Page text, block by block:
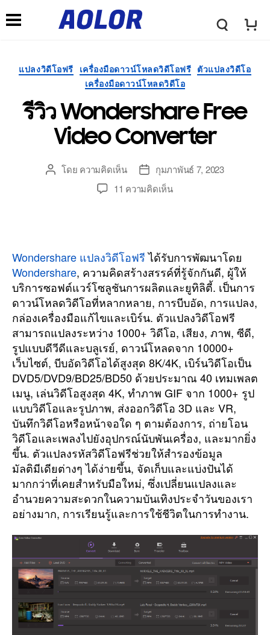
โ
ก้
A
o
r
หมวด
หมู่
แปลงวิดีโอฟรี เครื่องมือดาวน์โหลดวิดีโอฟรี ตัวแปลงวิดีโอ
เครื่องมือดาวน์โหลดวิดีโอ
รีวิว Wondershare Free
Video Converter
ผู้ โดย ความคิดเห็น
วัน
ที่
โพสต์
กุมภาพันธ์ 7, 2023
11 ความคิดเห็นบน
Converter
Wondershare แปลงวิดีโอฟรีได้รับการพัฒนาโดย
Wondershare, ความคิดสร้างสรรค์ที่รู้จักกันดี, ผู้ให้
บริการซอฟต์แวร์โซลูชันการผลิตและยูทิลิตี้. เป็นการ
ดาวน์โหลดวิดีโอที่หลากหลาย, การบีบอัด, การแปลง,
กล่องเครื่องมือแก้ไขและเบิร์น. ตัวแปลงวิดีโอฟรี
สามารถแปลงระหว่าง 1000+ วิดีโอ, เสียง, ภาพ, ซีดี,
รูปแบบดีวีดีและบลูเรย์, ดาวน์โหลดจาก 10000+
เว็บไซต์, บีบอัดวิดีโอได้สูงสุด 8K/4K, เบิร์นวิดีโอเป็น
DVD5/DVD9/BD25/BD50 ด้วยประมาณ 40 เทมเพลต
เมนู, เล่นวิดีโอสูงสุด 4K, ทำภาพ GIF จาก 1000+ รูป
แบบวิดีโอและรูปภาพ, ส่งออกวิดีโอ 3D และ VR,
บันทึกวิดีโอหรือหน้าจอใด ๆ ตามต้องการ, ถ่ายโอน
วิดีโอและเพลงไปยังอุปกรณ์นับพันเครื่อง, และมากยิ่ง
ขึ้น. ตัวแปลงรหัสวิดีโอฟรีช่วยให้สำรองข้อมูล
มัลติมีเดียต่างๆ ได้ง่ายขึ้น, จัดเก็บและแบ่งปันได้
มากกว่าที่เคยสำหรับมือใหม่, ซึ่งเปลี่ยนแปลงและ
อำนวยความสะดวกในความบันเทิงประจำวันของเรา
อย่างมาก, การเรียนรู้และการใช้ชีวิตในการทำงาน.